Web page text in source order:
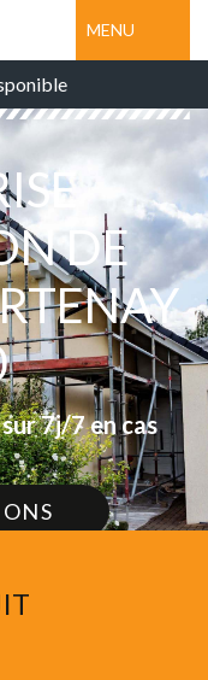
MENU
DE
7j/7 en cas